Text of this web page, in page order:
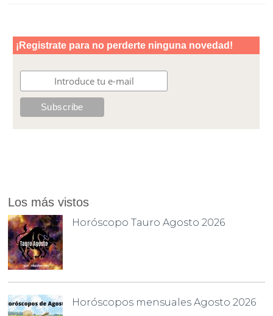
Los más vistos
Horóscopo Tauro Agosto 2026
Horóscopos mensuales Agosto 2026